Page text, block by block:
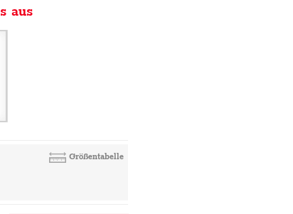
aus
Größentabelle